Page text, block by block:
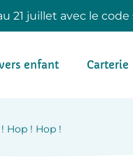
21 juillet avec le code
enfant Carterie
Hop ! Hop !